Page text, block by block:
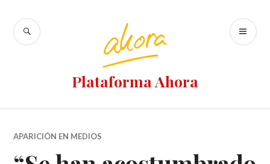
contenido
Plataforma Ahora
BUSCAR
APARICIÓN EN MEDIOS